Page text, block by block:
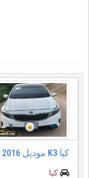
كيا ⁦K3⁩ موديل ⁦2016⁩
كيا